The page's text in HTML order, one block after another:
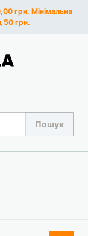
грн. Мінімальна
50 грн.
Пошук